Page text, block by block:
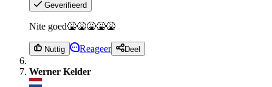
Geverifieerd
Nite goed🤮🤮🤮🤮🤮
Nuttig Reageer Deel
Werner Kelder